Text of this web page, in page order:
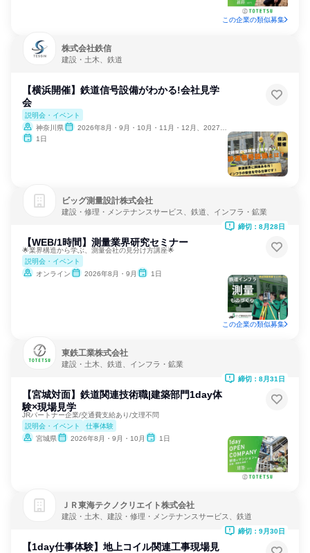
この企業の類似募集
株式会社鉄信
建設・土木、鉄道
【横浜開催】鉄道信号設備がわかる!会社見学
会
説明会・イベント
神奈川県
2026年8月・9月・10月・11月・12月、2027年1月・2月
1日
ビッグ測量設計株式会社
建設・修理・メンテナンスサービス、鉄道、インフラ・鉱業
【WEB/1時間】測量業界研究セミナー
🌟業界構造から学ぶ、測量会社の見分け方講座🌟
説明会・イベント
オンライン
2026年8月・9月 1日
締切：8月28日
この企業の類似募集
東鉄工業株式会社
建設・土木、鉄道、インフラ・鉱業
【宮城対面】鉄道関連技術職|建築部門1day体
験×現場見学
JRパートナー企業/交通費支給あり/文理不問
説明会・イベント
仕事体験
宮城県
2026年8月・9月・10月 1日
締切：8月31日
ＪＲ東海テクノクリエイト株式会社
建設・土木、建設・修理・メンテナンスサービス、鉄道
【1day仕事体験】地上コイル関連工事現場見
締切：9月30日